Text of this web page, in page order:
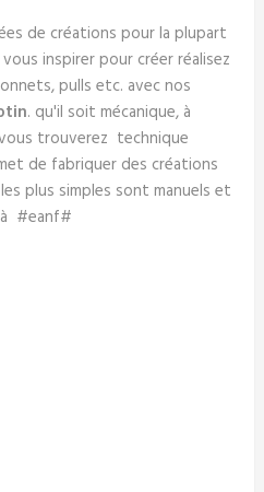
de créations pour la plupart
inspirer pour créer réalisez
pulls etc. avec nos
. qu'il soit mécanique, à
trouverez technique
de fabriquer des créations
plus simples sont manuels et
à #eanf#